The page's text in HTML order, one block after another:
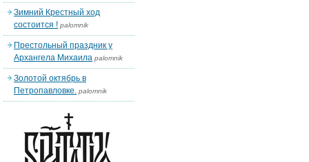
Зимний Крестный ход
состоится ! palomnik
Престольный праздник у
Архангела Михаила palomnik
Золотой октябрь в
Петропавловке. palomnik